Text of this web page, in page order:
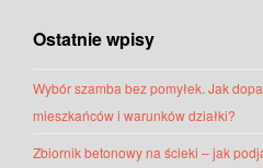
Ostatnie wpisy
Wybór szamba bez pomyłek. Jak
mieszkańców i warunków działki?
Zbiornik betonowy na ścieki – jak